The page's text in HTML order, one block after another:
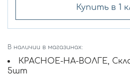
Купить в 1
В наличии в магазинах:
КРАСНОЕ-НА-ВОЛГЕ,
5шт